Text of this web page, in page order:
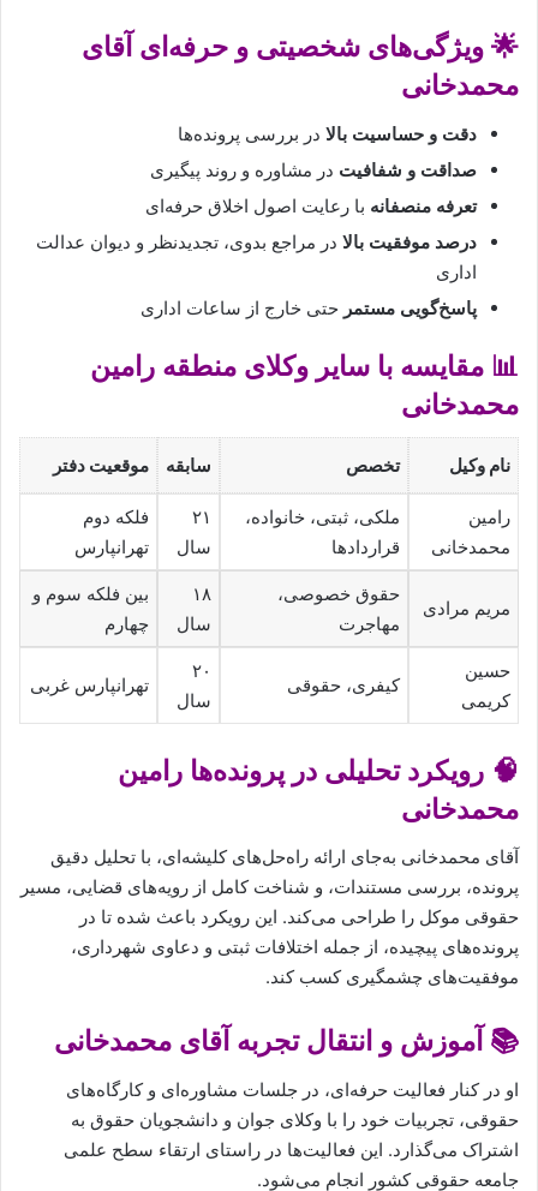
🌟 ویژگی‌های شخصیتی و حرفه‌ای آقای
محمدخانی
دقت و حساسیت بالا در بررسی پرونده‌ها
صداقت و شفافیت در مشاوره و روند پیگیری
تعرفه منصفانه با رعایت اصول اخلاق حرفه‌ای
درصد موفقیت بالا در مراجع بدوی، تجدیدنظر و دیوان عدالت
اداری
پاسخ‌گویی مستمر حتی خارج از ساعات اداری
📊 مقایسه با سایر وکلای منطقه رامین
محمدخانی
نام وکیل تخصص سابقه موقعیت دفتر
رامین
محمدخانی
ملکی، ثبتی، خانواده،
قراردادها
۲۱
سال
فلکه دوم
تهرانپارس
مریم مرادی
حقوق خصوصی،
مهاجرت
۱۸
سال
بین فلکه سوم و
چهارم
حسین
کریمی
کیفری، حقوقی
۲۰
سال
تهرانپارس غربی
🧠 رویکرد تحلیلی در پرونده‌ها رامین
محمدخانی
آقای محمدخانی به‌جای ارائه راه‌حل‌های کلیشه‌ای، با تحلیل دقیق
پرونده، بررسی مستندات، و شناخت کامل از رویه‌های قضایی، مسیر
حقوقی موکل را طراحی می‌کند. این رویکرد باعث شده تا در
پرونده‌های پیچیده، از جمله اختلافات ثبتی و دعاوی شهرداری،
موفقیت‌های چشمگیری کسب کند.
📚 آموزش و انتقال تجربه آقای محمدخانی
او در کنار فعالیت حرفه‌ای، در جلسات مشاوره‌ای و کارگاه‌های
حقوقی، تجربیات خود را با وکلای جوان و دانشجویان حقوق به
اشتراک می‌گذارد. این فعالیت‌ها در راستای ارتقاء سطح علمی
جامعه حقوقی کشور انجام می‌شود.